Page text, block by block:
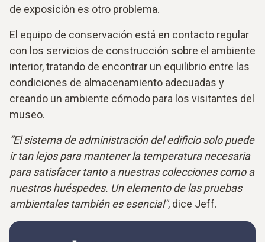
de exposición es otro problema.
El equipo de conservación está en contacto regular
con los servicios de construcción sobre el ambiente
interior, tratando de encontrar un equilibrio entre las
condiciones de almacenamiento adecuadas y
creando un ambiente cómodo para los visitantes del
museo.
“El sistema de administración del edificio solo puede
ir tan lejos para mantener la temperatura necesaria
para satisfacer tanto a nuestras colecciones como a
nuestros huéspedes. Un elemento de las pruebas
ambientales también es esencial", dice Jeff.